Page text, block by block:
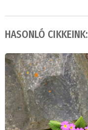
HASONLÓ CIKKEINK: